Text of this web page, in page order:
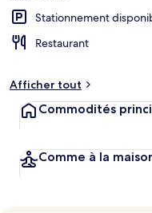
Stationnement
Restaurant
Afficher tout
Commodités
Comme à la